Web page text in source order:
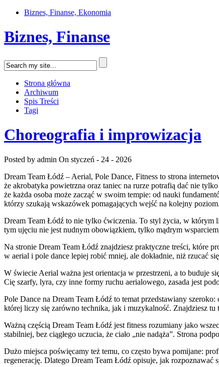
Biznes, Finanse, Ekonomia
Biznes, Finanse
Strona główna
Archiwum
Spis Treści
Tagi
Choreografia i improwizacja
Posted by admin On styczeń - 24 - 2026
Dream Team Łódź – Aerial, Pole Dance, Fitness to strona
że akrobatyka powietrzna oraz taniec na rurze potrafią dać nie
że każda osoba może zacząć w swoim tempie: od nauki
którzy szukają wskazówek pomagających wejść na kolejny poziom.
Dream Team Łódź to nie tylko ćwiczenia. To styl życia, w którym
tym ujęciu nie jest nudnym obowiązkiem, tylko mądrym
Na stronie Dream Team Łódź znajdziesz praktyczne treści, które
w aerial i pole dance lepiej robić mniej, ale dokładnie, niż rzucać
W świecie Aerial ważna jest orientacja w przestrzeni, a to buduje
Cię szarfy, lyra, czy inne formy ruchu aerialowego, zasada jest
Pole Dance na Dream Team Łódź to temat przedstawiany
której liczy się zarówno technika, jak i muzykalność. Znajdziesz
Ważną częścią Dream Team Łódź jest fitness rozumiany jako
stabilniej, bez ciągłego uczucia, że ciało „nie nadąża”. Strona
Dużo miejsca poświęcamy też temu, co często bywa pomijane:
regenerację. Dlatego Dream Team Łódź opisuje, jak